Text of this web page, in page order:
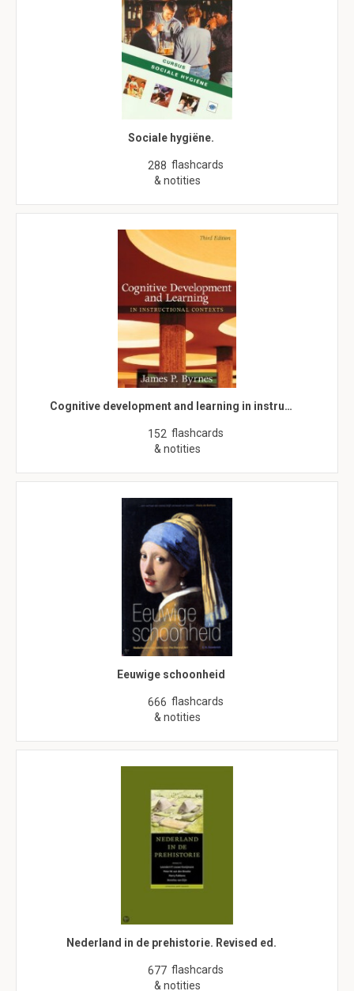
Sociale hygiëne.
288 flashcards
& notities
Cognitive development and learning in instru…
152 flashcards
& notities
Eeuwige schoonheid
666 flashcards
& notities
Nederland in de prehistorie. Revised ed.
677 flashcards
& notities